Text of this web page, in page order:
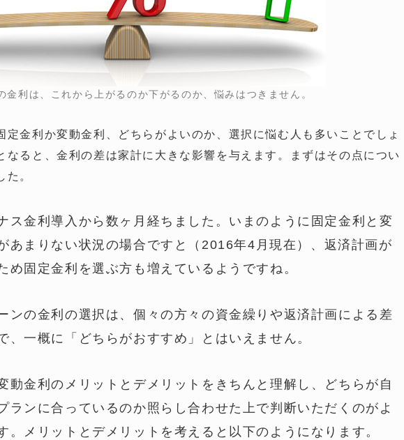
金利は、これから上がるのか下がるのか、悩みはつきません。
定金利か変動金利、どちらがよいのか、選択に悩む人も多いことでしょ
なると、金利の差は家計に大きな影響を与えます。まずはその点につい
た。
ス金利導入から数ヶ月経ちました。いまのように固定金利と変
あまりない状況の場合ですと（2016年4月現在）、返済計画が
め固定金利を選ぶ方も増えているようですね。
ンの金利の選択は、個々の方々の資金繰りや返済計画による差
、一概に「どちらがおすすめ」とはいえません。
動金利のメリットとデメリットをきちんと理解し、どちらが自
ランに合っているのか照らし合わせた上で判断いただくのがよ
。メリットとデメリットを考えると以下のようになります。